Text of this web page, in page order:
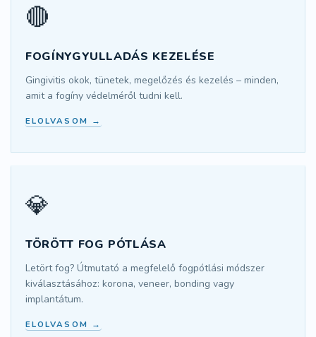
🔴
FOGÍNYGYULLADÁS KEZELÉSE
Gingivitis okok, tünetek, megelőzés és kezelés – minden,
amit a fogíny védelméről tudni kell.
ELOLVASOM →
💎
TÖRÖTT FOG PÓTLÁSA
Letört fog? Útmutató a megfelelő fogpótlási módszer
kiválasztásához: korona, veneer, bonding vagy
implantátum.
ELOLVASOM →